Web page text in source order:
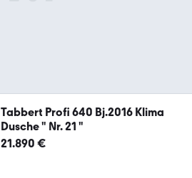
Tabbert Profi 640 Bj.2016 Klima
Dusche " Nr. 21 "
21.890 €